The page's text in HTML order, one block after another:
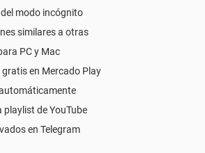
modo incógnito
similares a otras
PC y Mac
gratis en Mercado Play
de YouTube
en Telegram